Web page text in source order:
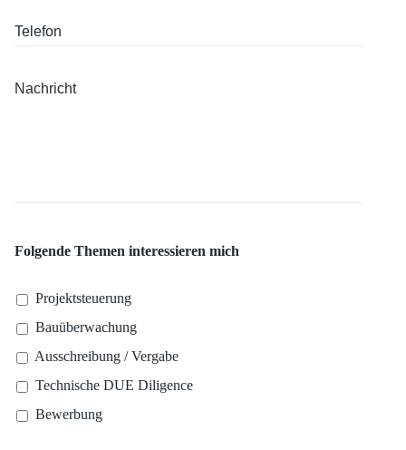
Folgende Themen interessieren mich
Projektsteuerung
Bauüberwachung
Ausschreibung / Vergabe
Technische DUE Diligence
Bewerbung